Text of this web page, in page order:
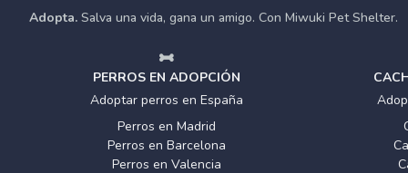
Adopta. Salva una vida, gana un amigo. Con Miwuki Pet Shelter.
PERROS EN ADOPCIÓN
Adoptar perros en España
Perros en Madrid
Perros en Barcelona
Perros en Valencia